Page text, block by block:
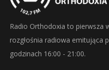
Radio Orthodoxia to pierwsza
rozgłośnia radiowa emitująca
godzinach 16:00 - 21:00.